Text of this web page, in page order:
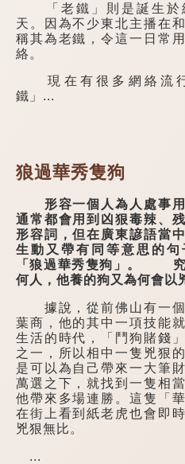
「老鐵」則是誕生於
天。因為不少東北主播在
稱其為老鐵，令這一日常
絡。
現在有很多網絡流
鐵」...
狼過華秀隻狗
形容一個人為人處事用
通常都會用到凶狠毒辣、
形容詞，但在廣東諺語當
生動又帶有同等意思的句
「狼過華秀隻狗」。 究
何人，他養的狗又為何會以
據說，從前佛山有一個
葉商，他的其中一項技能
生活的時代，「鬥狗賭錢
之一，所以相中一隻兇狠
是可以為自己帶來一大筆
萬選之下，就找到一隻相
他帶來多場連勝。這隻「
在街上看到紙老虎也會即
兇狠無比。
...